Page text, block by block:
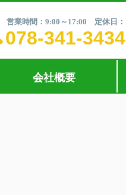
営業時間：9:00～17:00 定休日：
078-341-3434
会社概要